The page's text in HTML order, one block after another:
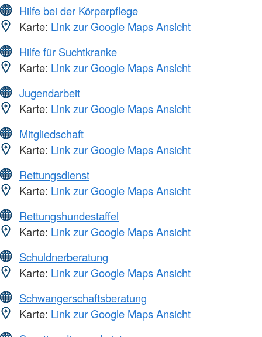
Hilfe bei der Körperpflege
Karte: Link zur Google Maps Ansicht
Hilfe für Suchtkranke
Karte: Link zur Google Maps Ansicht
Jugendarbeit
Karte: Link zur Google Maps Ansicht
Mitgliedschaft
Karte: Link zur Google Maps Ansicht
Rettungsdienst
Karte: Link zur Google Maps Ansicht
Rettungshundestaffel
Karte: Link zur Google Maps Ansicht
Schuldnerberatung
Karte: Link zur Google Maps Ansicht
Schwangerschaftsberatung
Karte: Link zur Google Maps Ansicht